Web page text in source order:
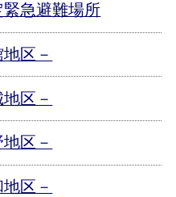
急避難場所
区－
区－
区－
区－